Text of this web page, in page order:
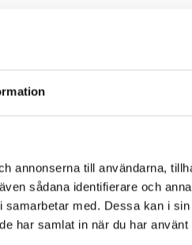
annonserna till användarna,
sådana identifierare och
med. Dessa kan i
har samlat in när du har använt
Här används rollspel för att